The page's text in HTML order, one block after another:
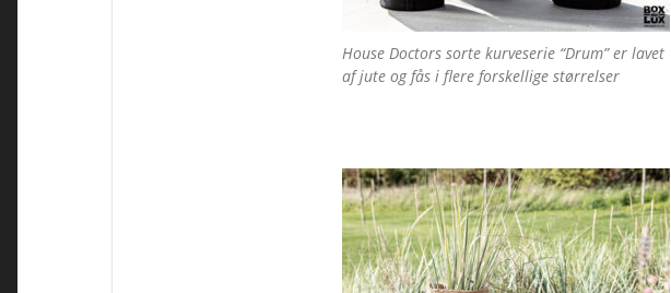
House Doctors sorte kurveserie “Drum” er lavet
af jute og fås i flere forskellige størrelser